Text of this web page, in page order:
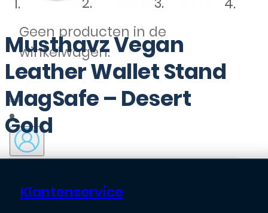
Geen producten in de
winkelwagen.
Klantenservice
Musthavz Vegan
Leather Wallet Stand
MagSafe – Desert
Gold
€19,95